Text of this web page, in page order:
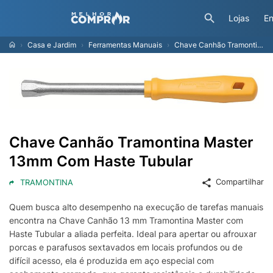
Lojas
Casa e Jardim Ferramentas Manuais Chave Canhão Tramontina Master 13mm Com Haste Tubular
Chave Canhão Tramontina Master
13mm Com Haste Tubular
TRAMONTINA Compartilhar
Quem busca alto desempenho na execução de tarefas manuais
encontra na Chave Canhão 13 mm Tramontina Master com
Haste Tubular a aliada perfeita. Ideal para apertar ou afrouxar
porcas e parafusos sextavados em locais profundos ou de
difícil acesso, ela é produzida em aço especial com